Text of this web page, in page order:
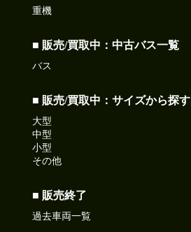
重機
■ 販売/買取中：中古バス一覧
バス
■ 販売/買取中：サイズから探す
大型
中型
小型
その他
■ 販売終了
過去車両一覧